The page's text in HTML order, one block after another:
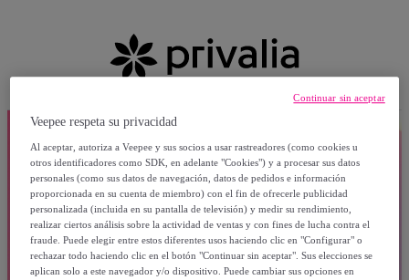
Veepee respeta su privacidad
Al aceptar, autoriza a Veepee y sus socios a usar rastreadores (como cookies u
otros identificadores como SDK, en adelante "Cookies") y a procesar sus datos
personales (como sus datos de navegación, datos de pedidos e información
proporcionada en su cuenta de miembro) con el fin de ofrecerle publicidad
personalizada (incluida en su pantalla de televisión) y medir su rendimiento,
realizar ciertos análisis sobre la actividad de ventas y con fines de lucha contra el
fraude. Puede elegir entre estos diferentes usos haciendo clic en "Configurar" o
rechazar todo haciendo clic en el botón "Continuar sin aceptar". Sus elecciones se
aplican solo a este navegador y/o dispositivo. Puede cambiar sus opciones en
Continuar sin aceptar